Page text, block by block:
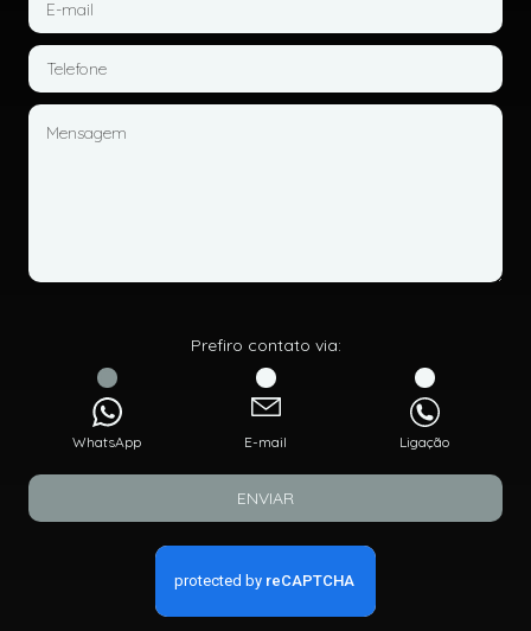
Prefiro contato via:
WhatsApp E-mail Ligação
ENVIAR